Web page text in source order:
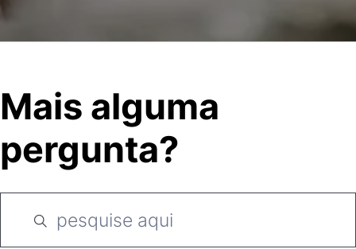
Mais alguma
pergunta?